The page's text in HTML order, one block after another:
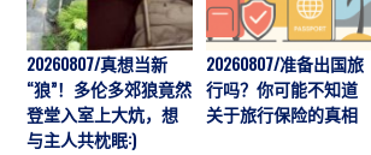
20260807/真想当新
“狼”！多伦多郊狼竟然
登堂入室上大炕，想
与主人共枕眠:)
20260807/准备出国旅
行吗？你可能不知道
关于旅行保险的真相